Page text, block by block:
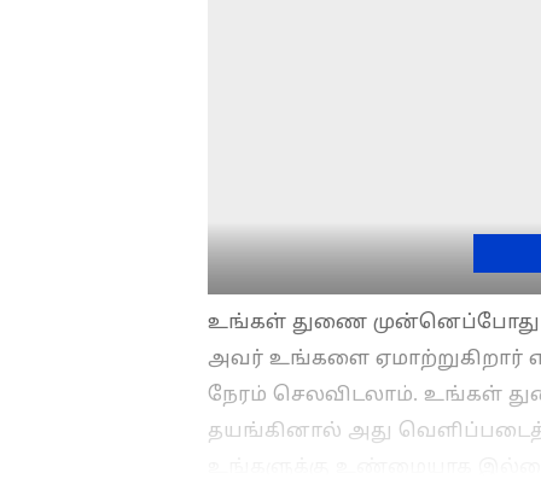
உங்கள் துணை முன்னெப்போதும்
அவர் உங்களை ஏமாற்றுகிறார்
நேரம் செலவிடலாம். உங்கள்
தயங்கினால் அது